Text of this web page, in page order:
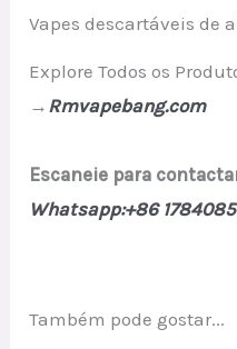
Vapes descartáveis de
Explore Todos os
→ Rmvapebang.com
Escaneie para
Whatsapp:+86
Também pode gostar...